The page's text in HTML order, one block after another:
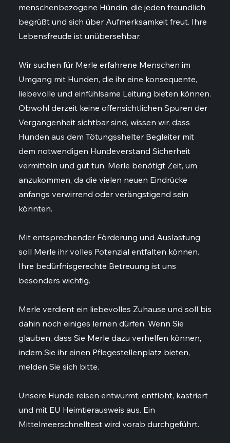
menschenbezogene Hündin, die jeden freundlich
begrüßt und sich über Aufmerksamkeit freut. Ihre
Lebensfreude ist unübersehbar.
Wir suchen für Merle erfahrene Menschen im
Umgang mit Hunden, die ihr eine konsequente,
liebevolle und einfühlsame Leitung bieten können.
Obwohl derzeit keine offensichtlichen Spuren der
Vergangenheit sichtbar sind, wissen wir, dass
Hunden aus dem Tötungsshelter Begleiter mit
dem notwendigen Hundeverstand Sicherheit
vermitteln und gut tun. Merle benötigt Zeit, um
anzukommen, da die vielen neuen Eindrücke
anfangs verwirrend oder verängstigend sein
könnten.
Mit entsprechender Förderung und Auslastung
soll Merle ihr volles Potenzial entfalten können.
Ihre bedürfnisgerechte Betreuung ist uns
besonders wichtig.
Merle verdient ein liebevolles Zuhause und soll bis
dahin noch einiges lernen dürfen. Wenn Sie
glauben, dass Sie Merle dazu verhelfen können,
indem Sie ihr einen Pflegestellenplatz bieten,
melden Sie sich bitte.
Unsere Hunde reisen entwurmt, entfloht, kastriert
und mit EU Heimtierausweis aus. Ein
Mittelmeerschnelltest wird vorab durchgeführt.